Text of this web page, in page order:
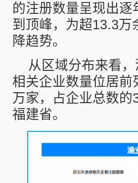
的注册数量呈现出
到顶峰，为超13.3万
降趋势。
从区域分布来看
相关企业数量位居
万家，占企业总数
福建省。